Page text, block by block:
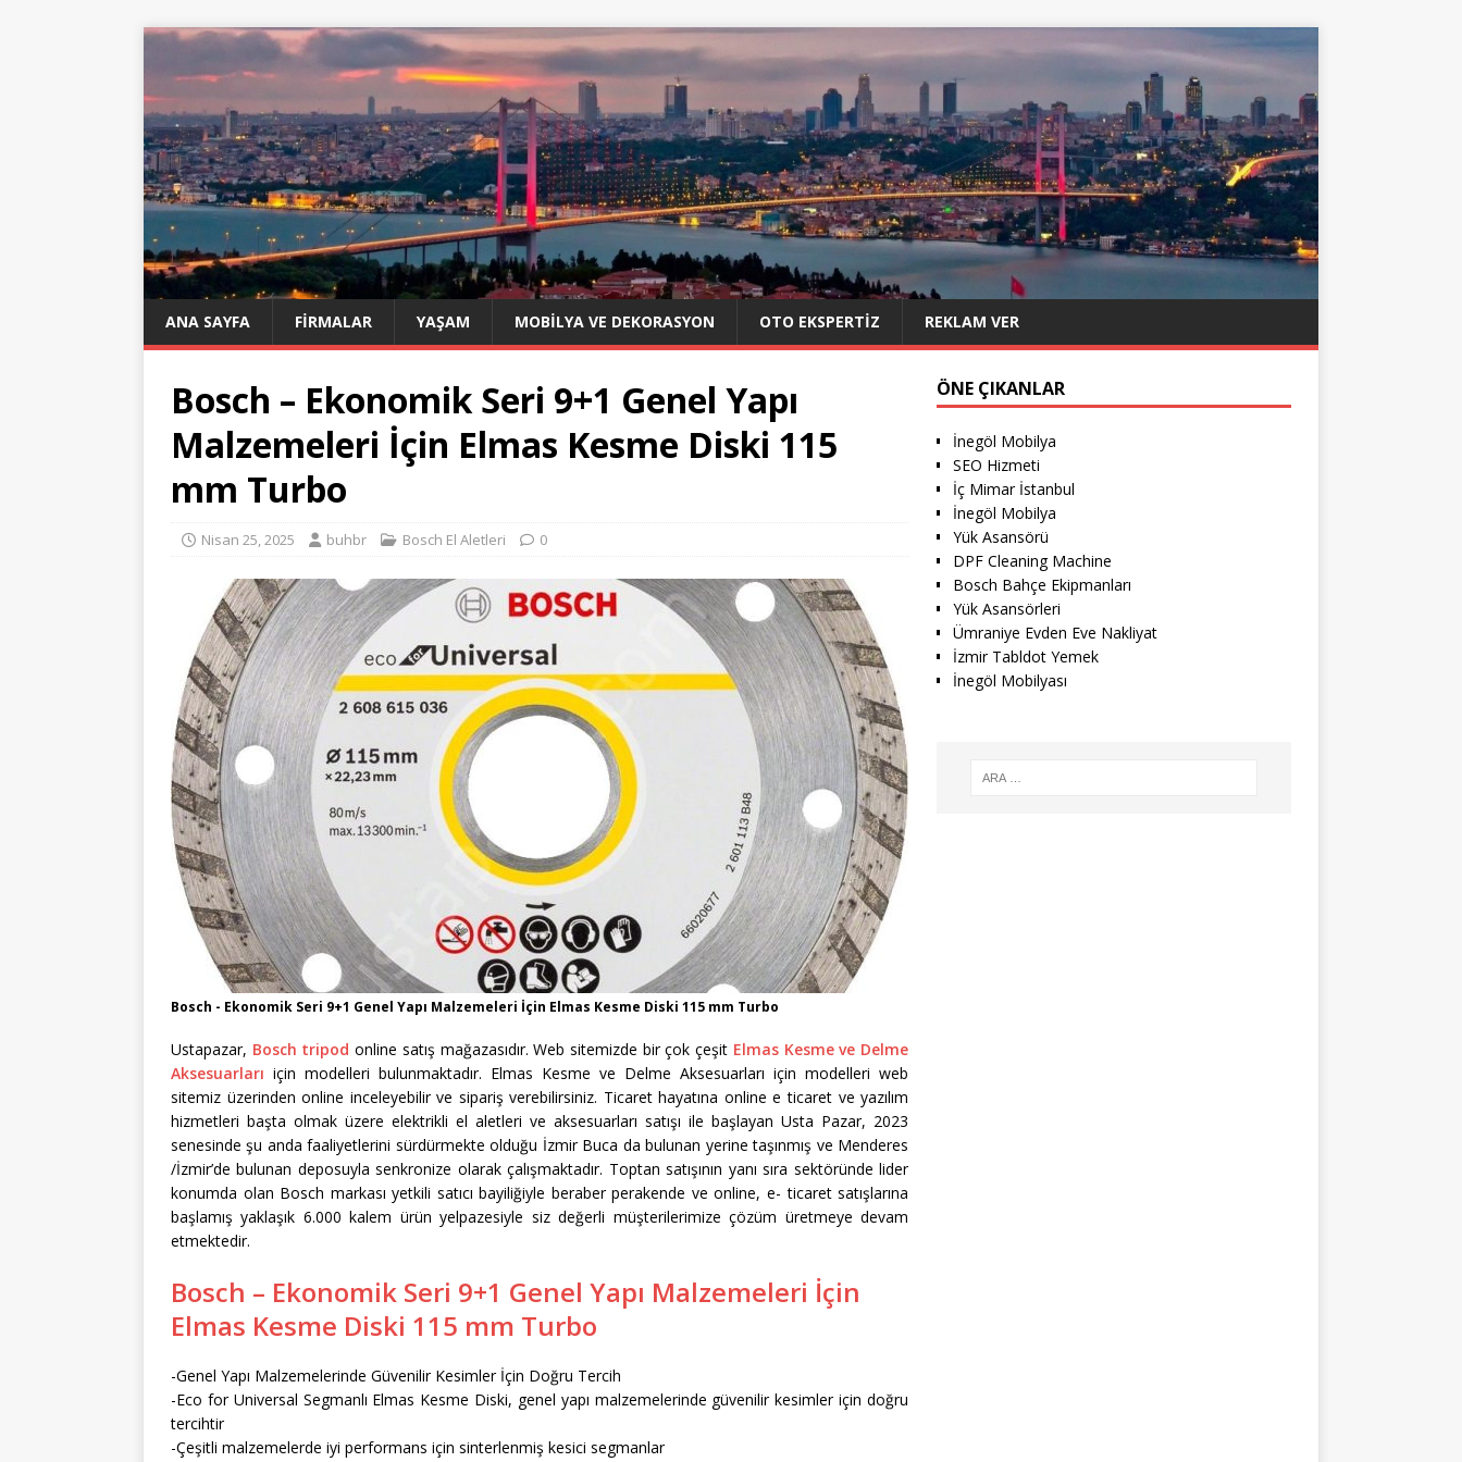
ANA SAYFA FIRMALAR YAŞAM MOBILYA VE DEKORASYON OTO EKSPERTIZ REKLAM VER
Bosch – Ekonomik Seri 9+1 Genel Yapı
Malzemeleri İçin Elmas Kesme Diski 115
mm Turbo
Nisan 25, 2025 buhbr Bosch El Aletleri 0
Bosch - Ekonomik Seri 9+1 Genel Yapı Malzemeleri İçin Elmas Kesme Diski 115 mm Turbo
Ustapazar, Bosch tripod online satış mağazasıdır. Web sitemizde bir çok çeşit Elmas Kesme ve Delme
Aksesuarları için modelleri bulunmaktadır. Elmas Kesme ve Delme Aksesuarları için modelleri web
sitemiz üzerinden online inceleyebilir ve sipariş verebilirsiniz. Ticaret hayatına online e ticaret ve yazılım
hizmetleri başta olmak üzere elektrikli el aletleri ve aksesuarları satışı ile başlayan Usta Pazar, 2023
senesinde şu anda faaliyetlerini sürdürmekte olduğu İzmir Buca da bulunan yerine taşınmış ve Menderes
/İzmir’de bulunan deposuyla senkronize olarak çalışmaktadır. Toptan satışının yanı sıra sektöründe lider
konumda olan Bosch markası yetkili satıcı bayiliğiyle beraber perakende ve online, e- ticaret satışlarına
başlamış yaklaşık 6.000 kalem ürün yelpazesiyle siz değerli müşterilerimize çözüm üretmeye devam
etmektedir.
Bosch – Ekonomik Seri 9+1 Genel Yapı Malzemeleri İçin
Elmas Kesme Diski 115 mm Turbo
-Genel Yapı Malzemelerinde Güvenilir Kesimler İçin Doğru Tercih
-Eco for Universal Segmanlı Elmas Kesme Diski, genel yapı malzemelerinde güvenilir kesimler için doğru
tercihtir
-Çeşitli malzemelerde iyi performans için sinterlenmiş kesici segmanlar
ÖNE ÇIKANLAR
İnegöl Mobilya
SEO Hizmeti
İç Mimar İstanbul
İnegöl Mobilya
Yük Asansörü
DPF Cleaning Machine
Bosch Bahçe Ekipmanları
Yük Asansörleri
Ümraniye Evden Eve Nakliyat
İzmir Tabldot Yemek
İnegöl Mobilyası